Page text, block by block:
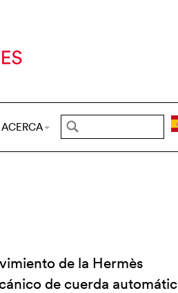
ACERCA
de la Hermès
de cuerda